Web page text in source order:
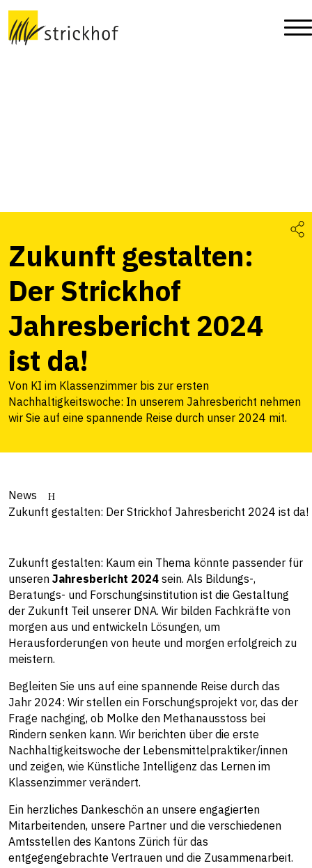
Zukunft gestalten:
Der Strickhof
Jahresbericht 2024
ist da!
Von KI im Klassenzimmer bis zur ersten
Nachhaltigkeitswoche: In unserem Jahresbericht nehmen
wir Sie auf eine spannende Reise durch unser 2024 mit.
News
Zukunft gestalten: Der Strickhof Jahresbericht 2024 ist da!
Zukunft gestalten: Kaum ein Thema könnte passender für
unseren Jahresbericht 2024 sein. Als Bildungs-,
Beratungs- und Forschungsinstitution ist die Gestaltung
der Zukunft Teil unserer DNA. Wir bilden Fachkräfte von
morgen aus und entwickeln Lösungen, um
Herausforderungen von heute und morgen erfolgreich zu
meistern.
Begleiten Sie uns auf eine spannende Reise durch das
Jahr 2024: Wir stellen ein Forschungsprojekt vor, das der
Frage nachging, ob Molke den Methanausstoss bei
Rindern senken kann. Wir berichten über die erste
Nachhaltigkeitswoche der Lebensmittelpraktiker/innen
und zeigen, wie Künstliche Intelligenz das Lernen im
Klassenzimmer verändert.
Ein herzliches Dankeschön an unsere engagierten
Mitarbeitenden, unsere Partner und die verschiedenen
Amtsstellen des Kantons Zürich für das
entgegengebrachte Vertrauen und die Zusammenarbeit.